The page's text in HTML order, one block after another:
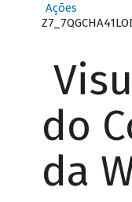
Ações
do
da